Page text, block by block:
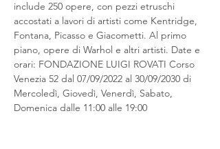
include 250 opere, con pezzi etruschi
accostati a lavori di artisti come Kentridge,
Fontana, Picasso e Giacometti. Al primo
piano, opere di Warhol e altri artisti. Date e
orari: FONDAZIONE LUIGI ROVATI Corso
Venezia 52 dal 07/09/2022 al 30/09/2030 di
Mercoledì, Giovedì, Venerdì, Sabato,
Domenica dalle 11:00 alle 19:00